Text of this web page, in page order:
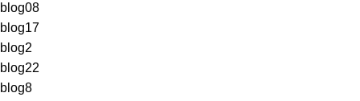
blog08
blog17
blog2
blog22
blog8